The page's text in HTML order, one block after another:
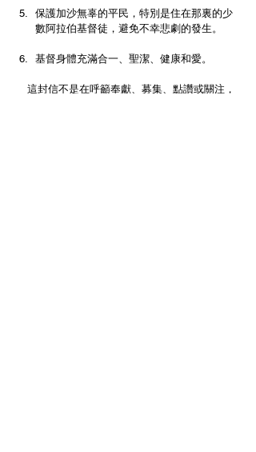
保護加沙無辜的平民，特別是住在那裏的少
數阿拉伯基督徒，避免不幸悲劇的發生。
基督身體充滿合一、聖潔、健康和愛。
這封信不是在呼籲奉獻、募集、點讚或關注，